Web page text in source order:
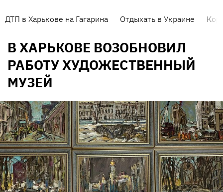
ДТП в Харькове на Гагарина Отдыхать в Украине
В ХАРЬКОВЕ ВОЗОБНОВИЛ
РАБОТУ ХУДОЖЕСТВЕННЫЙ
МУЗЕЙ